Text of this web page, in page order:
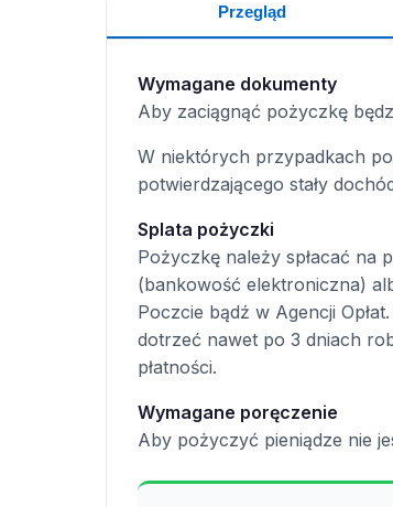
Przegląd
Wymagane dokumenty
Aby zaciągnąć pożyczkę
W niektórych przypadkach
potwierdzającego stały
Splata pożyczki
Pożyczkę należy spłacać na
(bankowość elektroniczna)
Poczcie bądź w Agencji
dotrzeć nawet po 3 dniach
płatności.
Wymagane poręczenie
Aby pożyczyć pieniądze nie